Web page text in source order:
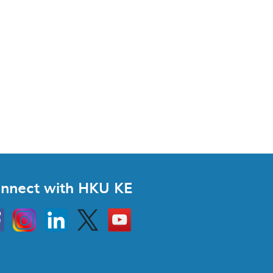
with HKU KE
InstagramLinkedin Twitter
Go
to
HKU